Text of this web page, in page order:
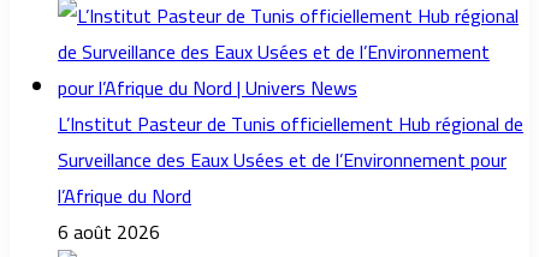
L’Institut Pasteur de Tunis officiellement Hub régional de
Surveillance des Eaux Usées et de l’Environnement pour
l’Afrique du Nord
6 août 2026